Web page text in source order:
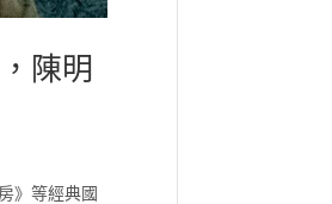
陳明
》等經典國